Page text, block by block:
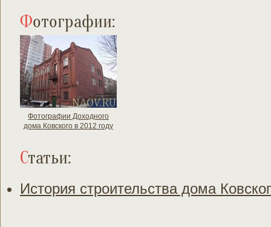
Фотографии:
Фотографии Доходного
дома Ковского в 2012 году
Статьи:
История строительства дома